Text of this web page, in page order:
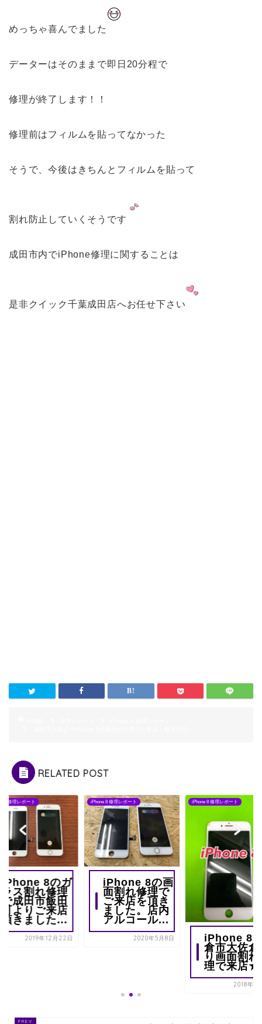
めっちゃ喜んでました
データーはそのままで即日20分程で
修理が終了します！！
修理前はフィルムを貼ってなかった
そうで、今後はきちんとフィルムを貼って
割れ防止していくそうです
成田市内でiPhone修理に関することは
是非クイック千葉成田店へお任せ下さい
RELATED POST
8 修理レポート
iPhone 8のガ
ラス割れ修理
で成田市飯田
町よりご来店
頂きました...
2019年12月22日
iPhone 8 修理レポート
iPhone 8の画
面割れ修理で
ご来店を頂き
ました。店内
アルコール...
2020年5月8日
iPhone 8 修理レポート
iPhone 8
倉市大佐倉
り画面割れ
理で来店★
2018年11